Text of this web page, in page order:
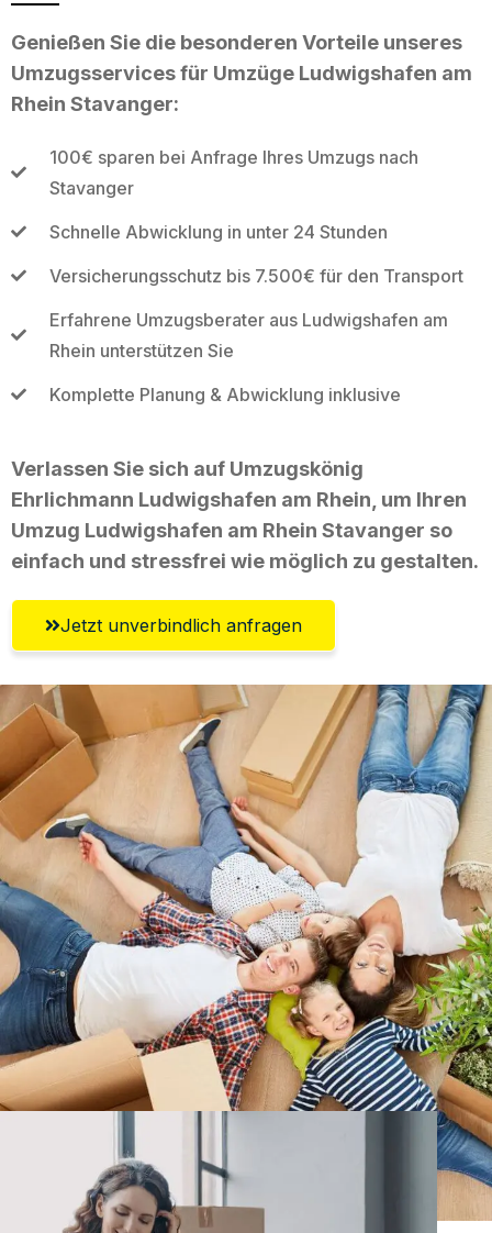
Genießen Sie die besonderen Vorteile unseres
Umzugsservices für Umzüge Ludwigshafen am
Rhein Stavanger:
100€ sparen bei Anfrage Ihres Umzugs nach
Stavanger
Schnelle Abwicklung in unter 24 Stunden
Versicherungsschutz bis 7.500€ für den Transport
Erfahrene Umzugsberater aus Ludwigshafen am
Rhein unterstützen Sie
Komplette Planung & Abwicklung inklusive
Verlassen Sie sich auf Umzugskönig
Ehrlichmann Ludwigshafen am Rhein, um Ihren
Umzug Ludwigshafen am Rhein Stavanger so
einfach und stressfrei wie möglich zu gestalten.
Jetzt unverbindlich anfragen